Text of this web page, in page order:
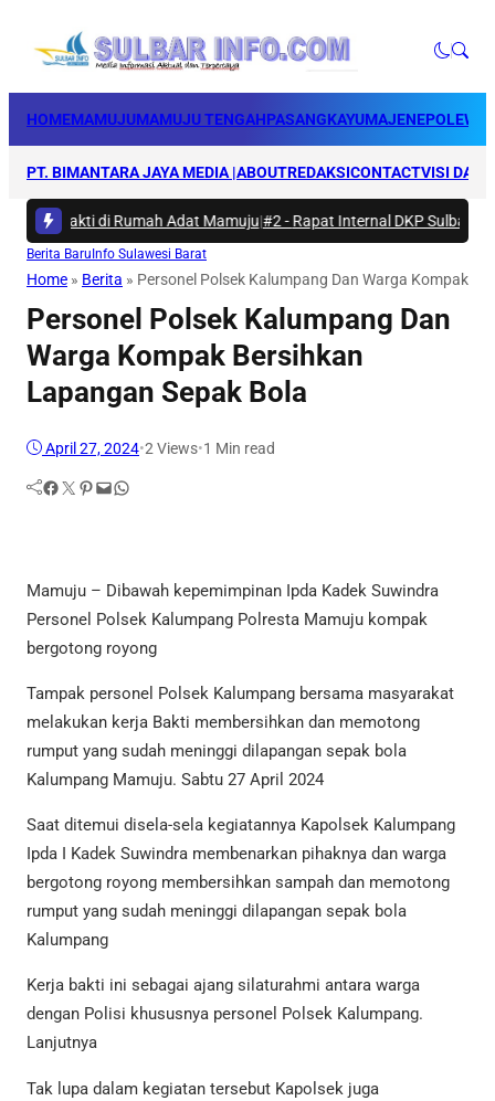
HOMEMAMUJUMAMUJU TENGAHPASANGKAYUMAJENE
PT. BIMANTARA JAYA MEDIA |ABOUTREDAKSICONTACTVISI DAN
Bakti di Rumah Adat Mamuju|#2 -Rapat Internal DKP Sulbar,
Berita Baru Info Sulawesi Barat
Home » Berita » Personel Polsek Kalumpang Dan Warga Kompak
Personel Polsek Kalumpang Dan
Warga Kompak Bersihkan
Lapangan Sepak Bola
April 27, 2024•2 Views•1 Min read
Facebook Twitter Pinterest Mail WhatsApp
Mamuju – Dibawah kepemimpinan Ipda Kadek Suwindra
Personel Polsek Kalumpang Polresta Mamuju kompak
bergotong royong
Tampak personel Polsek Kalumpang bersama masyarakat
melakukan kerja Bakti membersihkan dan memotong
rumput yang sudah meninggi dilapangan sepak bola
Kalumpang Mamuju. Sabtu 27 April 2024
Saat ditemui disela-sela kegiatannya Kapolsek Kalumpang
Ipda I Kadek Suwindra membenarkan pihaknya dan warga
bergotong royong membersihkan sampah dan memotong
rumput yang sudah meninggi dilapangan sepak bola
Kalumpang
Kerja bakti ini sebagai ajang silaturahmi antara warga
dengan Polisi khususnya personel Polsek Kalumpang.
Lanjutnya
Tak lupa dalam kegiatan tersebut Kapolsek juga